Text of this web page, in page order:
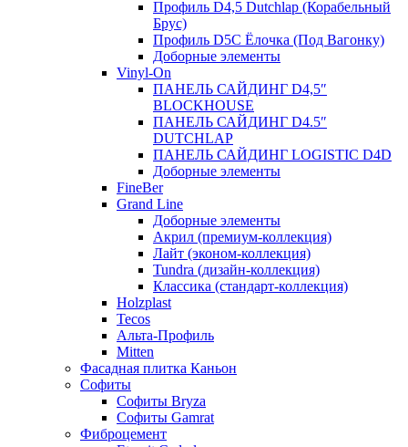
Профиль D4,5 Dutchlap (Корабельный
Брус)
Профиль D5C Ёлочка (Под Вагонку)
Доборные элементы
Vinyl-On
ПАНЕЛЬ САЙДИНГ D4,5″
BLOCKHOUSE
ПАНЕЛЬ САЙДИНГ D4.5″
DUTCHLAP
ПАНЕЛЬ САЙДИНГ LOGISTIC D4D
Доборные элементы
FineBer
Grand Line
Доборные элементы
Акрил (премиум-коллекция)
Лайт (эконом-коллекция)
Tundra (дизайн-коллекция)
Классика (стандарт-коллекция)
Holzplast
Tecos
Альта-Профиль
Mitten
Фасадная плитка Каньон
Софиты
Софиты Bryza
Софиты Gamrat
Фиброцемент